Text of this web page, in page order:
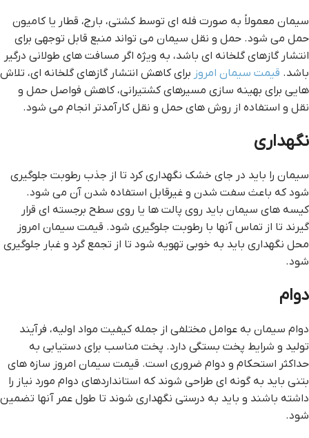
سیمان معمولاً به صورت فله ای توسط کشتی، بارج، قطار یا کامیون
حمل می شود. حمل و نقل سیمان می تواند منبع قابل توجهی برای
انتشار گازهای گلخانه ای باشد، به ویژه اگر مسافت های طولانی درگیر
باشد. قیمت سیمان امروز برای کاهش انتشار گازهای گلخانه ای، تلاش
هایی برای بهینه سازی مسیرهای کشتیرانی، کاهش فواصل حمل و
نقل و استفاده از روش های حمل و نقل کارآمدتر انجام می شود.
نگهداری
سیمان را باید در جای خشک نگهداری کرد تا از جذب رطوبت جلوگیری
شود که باعث سفت شدن و غیرقابل استفاده شدن آن می شود.
کیسه های سیمان باید روی پالت ها یا روی سطح برجسته ای قرار
گیرند تا از تماس آنها با رطوبت جلوگیری شود. قیمت سیمان امروز
محل نگهداری باید به خوبی تهویه شود تا از تجمع گرد و غبار جلوگیری
شود.
دوام
دوام سیمان به عوامل مختلفی از جمله کیفیت مواد اولیه، فرآیند
تولید و شرایط پخت بستگی دارد. پخت مناسب برای دستیابی به
حداکثر استحکام و دوام ضروری است. قیمت سیمان امروز سازه های
بتنی باید به گونه ای طراحی شوند که استانداردهای دوام مورد نیاز را
داشته باشند و باید به درستی نگهداری شوند تا طول عمر آنها تضمین
شود.